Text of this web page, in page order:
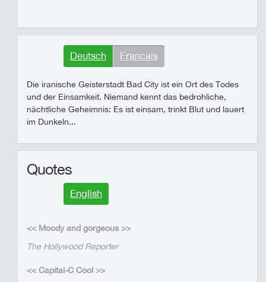
Deutsch Francais
Die iranische Geisterstadt Bad City ist ein Ort des Todes
und der Einsamkeit. Niemand kennt das bedrohliche,
nächtliche Geheimnis: Es ist einsam, trinkt Blut und lauert
im Dunkeln...
Quotes
English
<< Moody and gorgeous >>
The Hollywood Reporter
<< Capital-C Cool >>